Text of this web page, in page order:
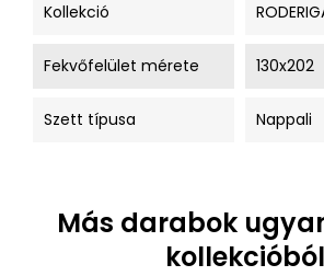
Kollekció
Fekvőfelület mérete 130x202
Szett típusa Nappali
Más darabok
kollekcióból